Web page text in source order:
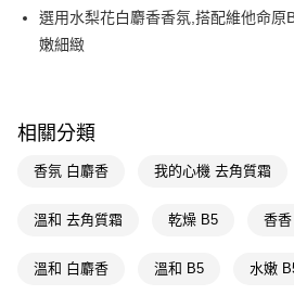
悠遊付
Google Pay
相關說明
【關於「AFTEE先享後付」】
AFTEE先享後付是「在收到商品之後才付款」
２．便利：只要手機號碼，簡訊認證，即可結
即享券
運送方式
每筆NT$65，滿NT$390(含以上)免運費
選用水梨花白麝香香氛,搭配維他命原
嫩細緻
相關分類
香氛 白麝香 我的心機 去角質霜
溫和 去角質霜 乾燥 B5 香
溫和 白麝香 溫和 B5 水嫩